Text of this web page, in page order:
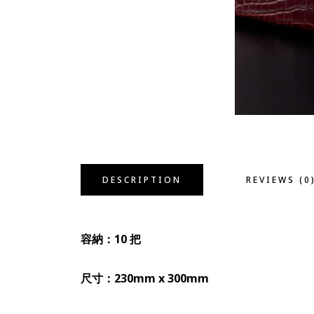
DESCRIPTION REVIEWS
容納：10 把
尺寸：230mm x 300mm